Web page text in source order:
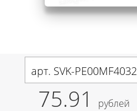
арт. SVK-PE00MF4032
75.91 рублей